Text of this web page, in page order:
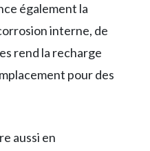
également la
interne, de
rend la recharge
pour des
aussi en